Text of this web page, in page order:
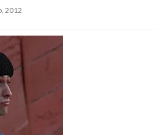
2012